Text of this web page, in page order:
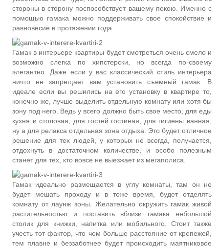
стороны в сторону поспособствует вашему покою. Именно с
помощью гамака можно поддерживать свое спокойствие и
равновесие в протяжении года.
Гамак в интерьере квартиры будет смотреться очень смело и
возможно слегка по хипстерски, но всегда по-своему
элегантно. Даже если у вас классический стиль интерьера
ничто не запрещает вам установить съемный гамак. В
идеале если вы решились на его установку в квартире то,
конечно же, лучше выделить отдельную комнату или хотя бы
зону под него. Ведь у всего должно быть свое место, для еды
кухня и столовая, для гостей гостиная, для гигиены ванная,
ну а для релакса отдельная зона отдыха. Это будет отличное
решение для тех людей, у которых не всегда, получается,
отдохнуть в достаточном количестве, и особо полезным
станет для тех, кто вовсе не выезжает из мегаполиса.
Гамак идеально размещается в углу комнаты, там он не
будет мешать проходу и в тоже время, будет отделять
комнату от лаунж зоны. Желательно окружить гамак живой
растительностью и поставить вблизи гамака небольшой
столик для книжки, напитка или мобильного. Стоит также
учесть тот фактор, что чем больше расстояние от крепежей,
тем плавне и беззаботнее будет происходить маятниковое